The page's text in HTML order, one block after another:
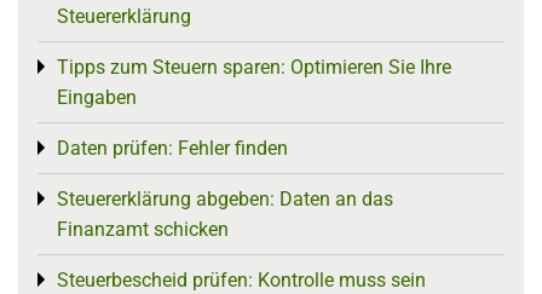
Steuererklärung
Tipps zum Steuern sparen: Optimieren Sie Ihre
Eingaben
Toggle menu
Daten prüfen: Fehler finden
Toggle menu
Steuererklärung abgeben: Daten an das
Finanzamt schicken
Toggle menu
Steuerbescheid prüfen: Kontrolle muss sein
Toggle menu